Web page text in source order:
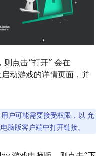
则点击“打开” 会在
动游戏的详情页面，并
户可能需要接受权限，以 允
脑版客户端中打开链接。